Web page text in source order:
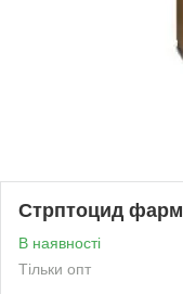
Стрптоцид фарм
В наявності
Тільки опт